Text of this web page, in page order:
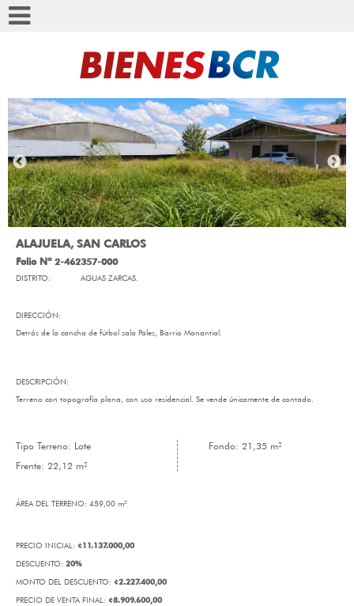
ALAJUELA, SAN CARLOS
Folio Nº 2-462357-000
DISTRITO: AGUAS ZARCAS.
DIRECCIÓN:
Detrás de la cancha de fútbol sala Pales, Barrio Manantial.
DESCRIPCIÓN:
Terreno con topografía plana, con uso residencial. Se vende únicamente de contado.
Tipo Terreno: Lote
Frente: 22,12 m²
Fondo: 21,35 m²
ÁREA DEL TERRENO: 459,00 m²
PRECIO INICIAL: ¢11.137.000,00
DESCUENTO: 20%
MONTO DEL DESCUENTO: ¢2.227.400,00
PRECIO DE VENTA FINAL: ¢8.909.600,00